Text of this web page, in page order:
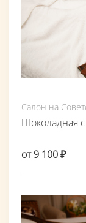
Салон на
Шоколадная
от 9 100 ₽